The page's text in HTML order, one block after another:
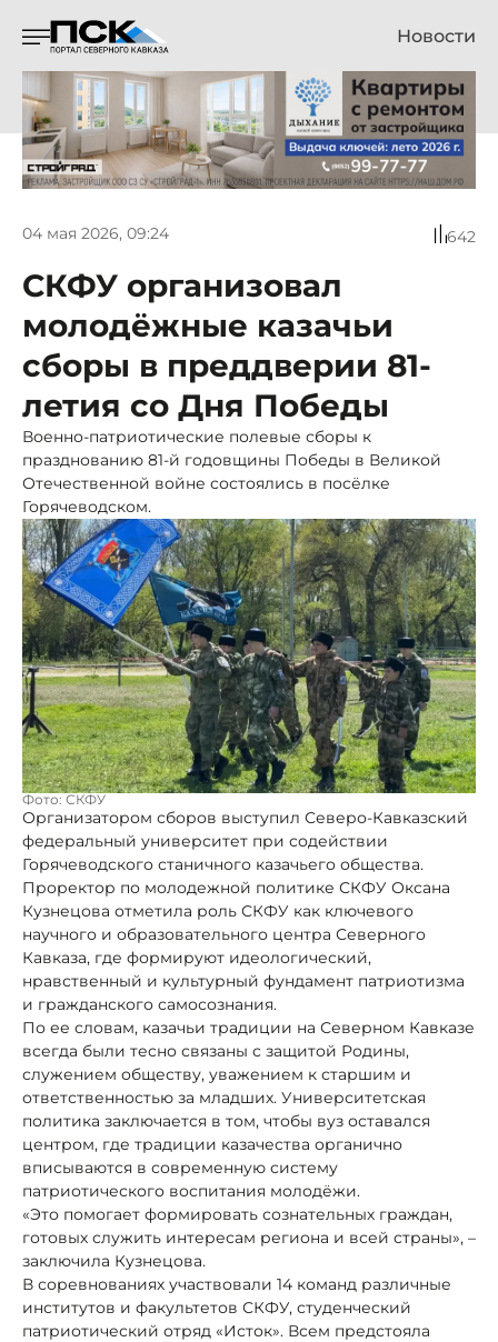
Новости
04 мая 2026, 09:24 642
СКФУ организовал
молодёжные казачьи
сборы в преддверии 81-
летия со Дня Победы
Военно-патриотические полевые сборы к
празднованию 81-й годовщины Победы в Великой
Отечественной войне состоялись в посёлке
Горячеводском.
Фото: СКФУ
Организатором сборов выступил Северо-Кавказский
федеральный университет при содействии
Горячеводского станичного казачьего общества.
Проректор по молодежной политике СКФУ Оксана
Кузнецова отметила роль СКФУ как ключевого
научного и образовательного центра Северного
Кавказа, где формируют идеологический,
нравственный и культурный фундамент патриотизма
и гражданского самосознания.
По ее словам, казачьи традиции на Северном Кавказе
всегда были тесно связаны с защитой Родины,
служением обществу, уважением к старшим и
ответственностью за младших. Университетская
политика заключается в том, чтобы вуз оставался
центром, где традиции казачества органично
вписываются в современную систему
патриотического воспитания молодёжи.
«Это помогает формировать сознательных граждан,
готовых служить интересам региона и всей страны», –
заключила Кузнецова.
В соревнованиях участвовали 14 команд различные
институтов и факультетов СКФУ, студенческий
патриотический отряд «Исток». Всем предстояла